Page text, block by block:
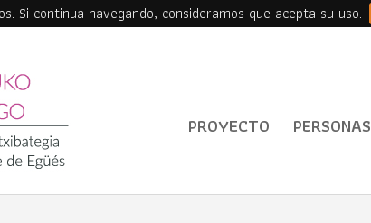
Si continua navegando, consideramos que acepta su uso.
PROYECTO PERSONAS